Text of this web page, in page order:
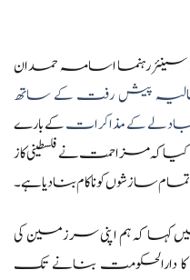
رہنما اسامہ حمدان
پیش رفت کے ساتھ
کے مذاکراتکے بارے
کہ مزاحمت نے فلسطینی کاز
سازشوں کو ناکام بنا دیا ہے۔
کہ ہم اپنی سرزمین کی
دارالحکومت بنانے تک